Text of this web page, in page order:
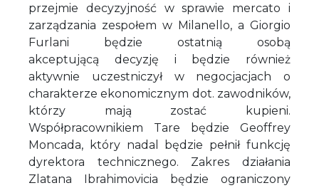
przejmie decyzyjność w sprawie mercato i
zarządzania zespołem w Milanello, a Giorgio
Furlani będzie ostatnią osobą
akceptującą decyzję i będzie również
aktywnie uczestniczył w negocjacjach o
charakterze ekonomicznym dot. zawodników,
którzy mają zostać kupieni.
Współpracownikiem Tare będzie Geoffrey
Moncada, który nadal będzie pełnił funkcję
dyrektora technicznego. Zakres działania
Zlatana Ibrahimovicia będzie ograniczony